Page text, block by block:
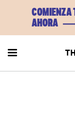
COMIENZA
AHORA